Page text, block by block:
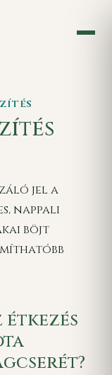
jel a
nappali
böjt